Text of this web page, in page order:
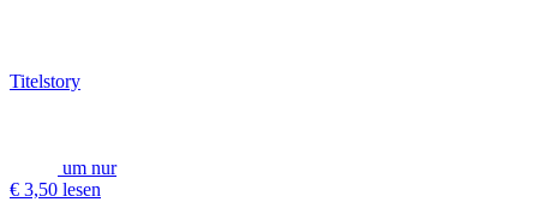
Titelstory
um nur
€ 3,50 lesen